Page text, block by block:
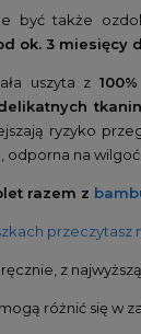
być także
ok. 3 miesięcy
uszyta z
ryzyko
odporna na
razem z
przeczytasz
z
różnić się w